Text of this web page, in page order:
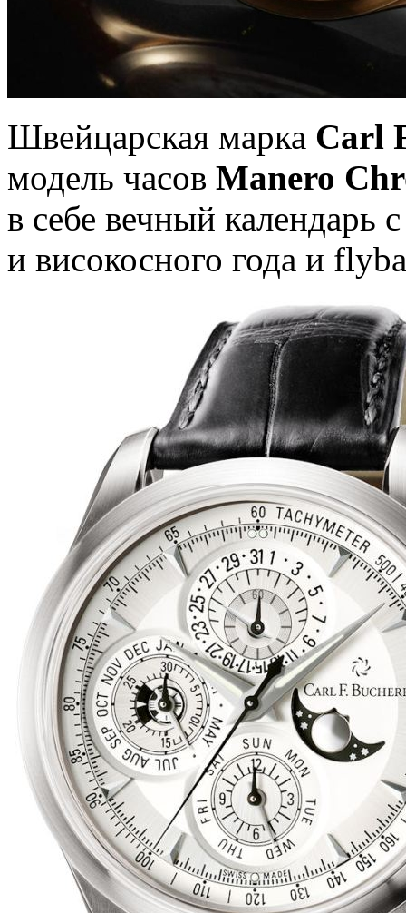
Швейцарская марка Carl
модель часов Manero
в себе вечный календарь
и високосного года и